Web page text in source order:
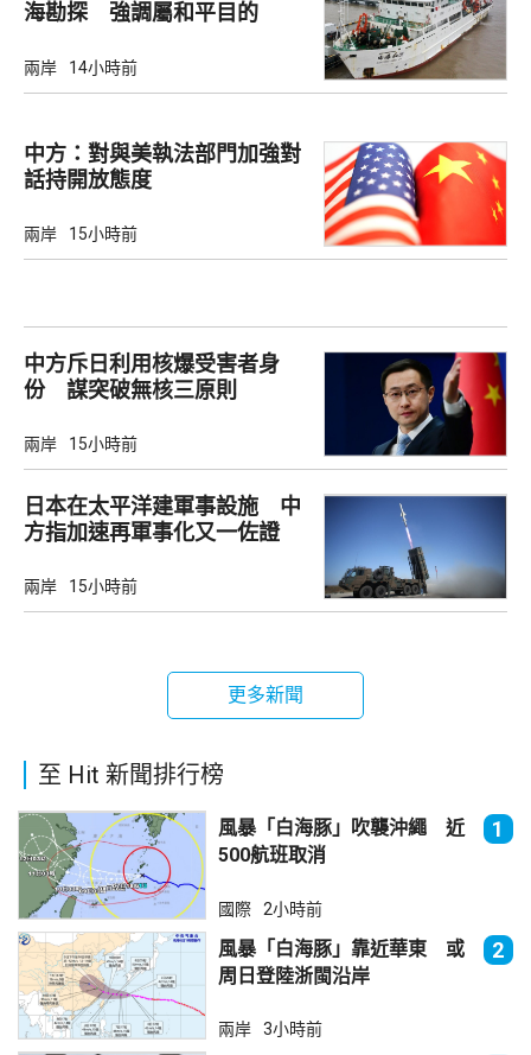
海勘探 強調屬和平目的
兩岸 14小時前
中方：對與美執法部門加強對
話持開放態度
兩岸 15小時前
中方斥日利用核爆受害者身
份 謀突破無核三原則
兩岸 15小時前
日本在太平洋建軍事設施 中
方指加速再軍事化又一佐證
兩岸 15小時前
更多新聞
至 Hit 新聞排行榜
風暴「白海豚」吹襲沖繩 近
500航班取消
1
國際 2小時前
風暴「白海豚」靠近華東 或
周日登陸浙閩沿岸
2
兩岸 3小時前